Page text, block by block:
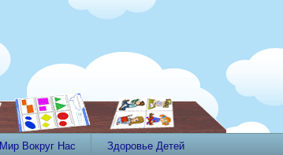
Мир Вокруг Нас Здоровье Детей